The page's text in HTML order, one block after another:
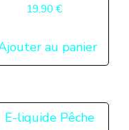
19,90€
au panier